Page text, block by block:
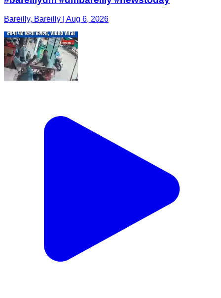
Bareilly, Bareilly | Aug 6, 2026